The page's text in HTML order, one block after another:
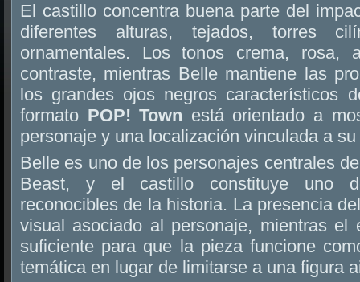
El castillo concentra buena parte del
diferentes alturas, tejados, torres
ornamentales. Los tonos crema, rosa,
contraste, mientras Belle mantiene las
los grandes ojos negros característicos
formato POP! Town está orientado a
personaje y una localización vinculada a
Belle es uno de los personajes centrales
Beast, y el castillo constituye uno
reconocibles de la historia. La presencia
visual asociado al personaje, mientras el
suficiente para que la pieza funcione
temática en lugar de limitarse a una figura